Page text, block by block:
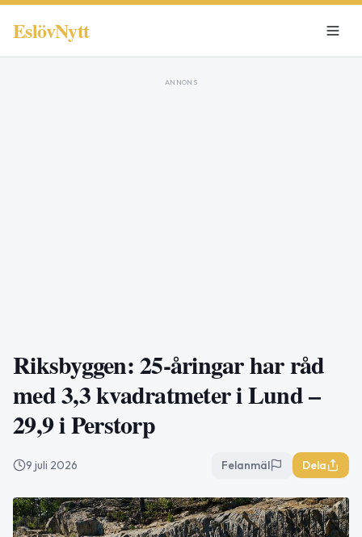
EslövNytt
ANNONS
Riksbyggen: 25-åringar har råd
med 3,3 kvadratmeter i Lund –
29,9 i Perstorp
9 juli 2026 Felanmäl Dela